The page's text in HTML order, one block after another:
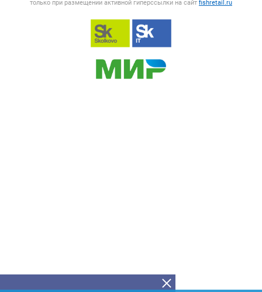
только при размещении активной гиперссылки на сайт fishretail.ru